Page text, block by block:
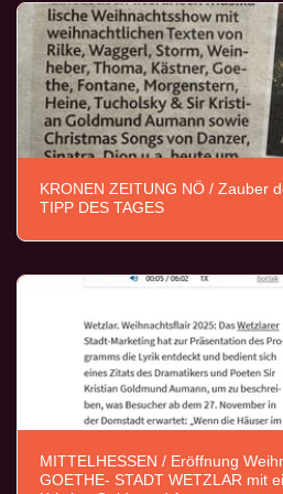
KRONEN ZEITUNG NÖ / Zauber
TIPP DES TAGES
MITTELHESSEN / Eröffnung
GOETHE- STADT WETZLAR mit